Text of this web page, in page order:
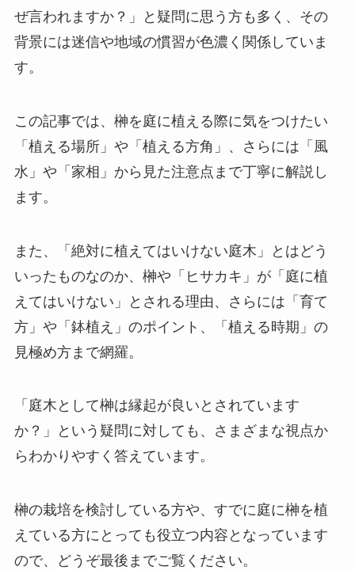
ぜ言われますか？」と疑問に思う方も多く、その
背景には迷信や地域の慣習が色濃く関係していま
す。
この記事では、榊を庭に植える際に気をつけたい
「植える場所」や「植える方角」、さらには「風
水」や「家相」から見た注意点まで丁寧に解説し
ます。
また、「絶対に植えてはいけない庭木」とはどう
いったものなのか、榊や「ヒサカキ」が「庭に植
えてはいけない」とされる理由、さらには「育て
方」や「鉢植え」のポイント、「植える時期」の
見極め方まで網羅。
「庭木として榊は縁起が良いとされています
か？」という疑問に対しても、さまざまな視点か
らわかりやすく答えています。
榊の栽培を検討している方や、すでに庭に榊を植
えている方にとっても役立つ内容となっています
ので、どうぞ最後までご覧ください。